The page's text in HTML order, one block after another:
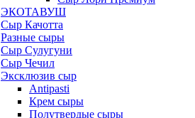
ЭКОТАВУШ
Сыр Качотта
Разные сыры
Сыр Сулугуни
Сыр Чечил
Эксклюзив сыр
Antipasti
Крем сыры
Полутвердые сыры